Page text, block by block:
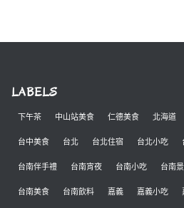
LABELS
下午茶 中山站美食 仁德美食 北海道
台中美食 台北 台北住宿 台北小吃
台南伴手禮 台南宵夜 台南小吃 台南
台南美食 台南飲料 嘉義 嘉義小吃